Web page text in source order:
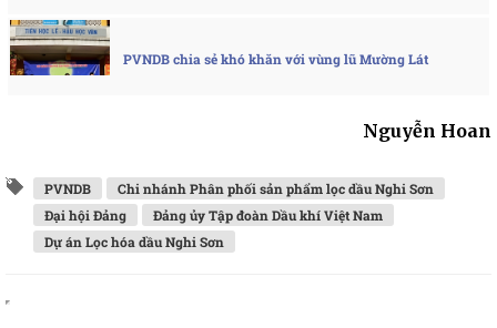
PVNDB chia sẻ khó khăn với vùng lũ Mường Lát
Nguyễn Hoan
PVNDB
Chi nhánh Phân phối sản phẩm lọc dầu Nghi Sơn
Đại hội Đảng
Đảng ủy Tập đoàn Dầu khí Việt Nam
Dự án Lọc hóa dầu Nghi Sơn